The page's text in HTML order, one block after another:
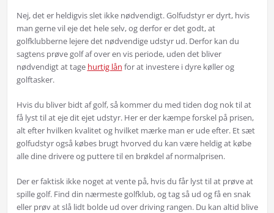
Nej, det er heldigvis slet ikke nødvendigt. Golfudstyr er dyrt, hvis
man gerne vil eje det hele selv, og derfor er det godt, at
golfklubberne lejere det nødvendige udstyr ud. Derfor kan du
sagtens prøve golf af over en vis periode, uden det bliver
nødvendigt at tage hurtig lån for at investere i dyre køller og
golftasker.
Hvis du bliver bidt af golf, så kommer du med tiden dog nok til at
få lyst til at eje dit ejet udstyr. Her er der kæmpe forskel på prisen,
alt efter hvilken kvalitet og hvilket mærke man er ude efter. Et sæt
golfudstyr også købes brugt hvorved du kan være heldig at købe
alle dine drivere og puttere til en brøkdel af normalprisen.
Der er faktisk ikke noget at vente på, hvis du får lyst til at prøve at
spille golf. Find din nærmeste golfklub, og tag så ud og få en snak
eller prøv at slå lidt bolde ud over driving rangen. Du kan altid blive